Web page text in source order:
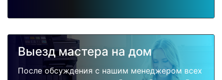
Выезд мастера на дом
После обсуждения с нашим менеджером всех